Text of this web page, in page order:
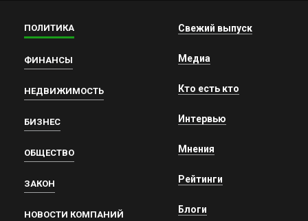
ПОЛИТИКА
ФИНАНСЫ
НЕДВИЖИМОСТЬ
БИЗНЕС
ОБЩЕСТВО
ЗАКОН
НОВОСТИ КОМПАНИЙ
Свежий выпуск
Медиа
Кто есть кто
Интервью
Мнения
Рейтинги
Блоги